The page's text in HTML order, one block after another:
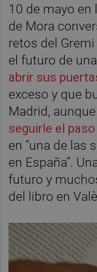
10 de mayo en
de Mora
retos del
el futuro de
abrir sus
exceso y que
Madrid,
seguirle el
en “una de las
en España”.
futuro y
del libro en